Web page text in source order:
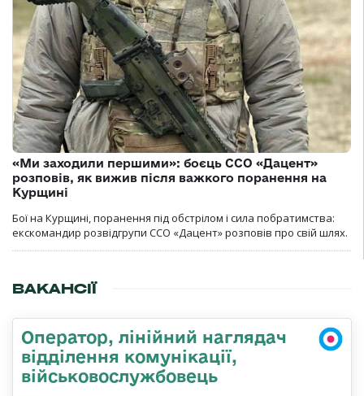
«Ми заходили першими»: боєць ССО «Дацент»
розповів, як вижив після важкого поранення на
Курщині
Бої на Курщині, поранення під обстрілом і сила побратимства:
екскомандир розвідгрупи ССО «Дацент» розповів про свій шлях.
ВАКАНСІЇ
Оператор, лінійний наглядач
відділення комунікації,
військовослужбовець